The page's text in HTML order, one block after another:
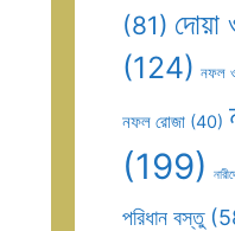
(81) দোয়া
(124) নফল
নফল রোজা (40)
(199)
পরিধান বস্তু